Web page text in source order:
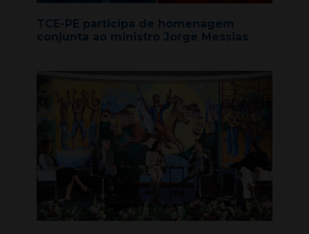
TCE-PE participa de homenagem
conjunta ao ministro Jorge Messias